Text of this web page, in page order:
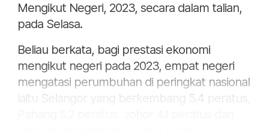
Mengikut Negeri, 2023, secara dalam talian,
pada Selasa.
Beliau berkata, bagi prestasi ekonomi
mengikut negeri pada 2023, empat negeri
mengatasi perumbuhan di peringkat nasional
iaitu Selangor yang berkembang 5.4 peratus,